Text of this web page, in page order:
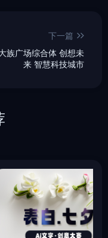
下一篇
族广场综合体 创想未
来 智慧科技城市